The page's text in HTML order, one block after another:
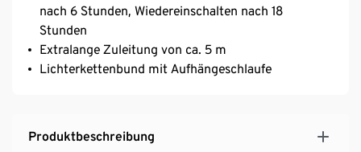
nach 6 Stunden, Wiedereinschalten nach 18
Stunden
Extralange Zuleitung von ca. 5 m
Lichterkettenbund mit Aufhängeschlaufe
Produktbeschreibung